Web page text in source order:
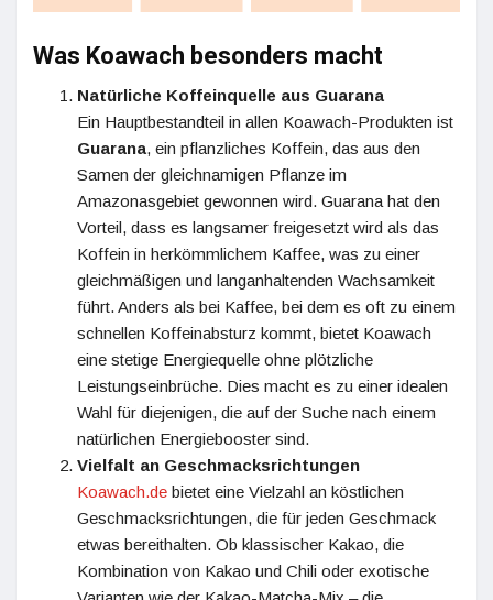
Was Koawach besonders macht
Natürliche Koffeinquelle aus Guarana
Ein Hauptbestandteil in allen Koawach-Produkten ist
Guarana, ein pflanzliches Koffein, das aus den
Samen der gleichnamigen Pflanze im
Amazonasgebiet gewonnen wird. Guarana hat den
Vorteil, dass es langsamer freigesetzt wird als das
Koffein in herkömmlichem Kaffee, was zu einer
gleichmäßigen und langanhaltenden Wachsamkeit
führt. Anders als bei Kaffee, bei dem es oft zu einem
schnellen Koffeinabsturz kommt, bietet Koawach
eine stetige Energiequelle ohne plötzliche
Leistungseinbrüche. Dies macht es zu einer idealen
Wahl für diejenigen, die auf der Suche nach einem
natürlichen Energiebooster sind.
Vielfalt an Geschmacksrichtungen
Koawach.de bietet eine Vielzahl an köstlichen
Geschmacksrichtungen, die für jeden Geschmack
etwas bereithalten. Ob klassischer Kakao, die
Kombination von Kakao und Chili oder exotische